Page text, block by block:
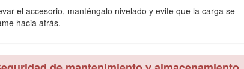
el accesorio, manténgalo nivelado y evite que la carga se
hacia atrás.
que un terreno desigual puede hacer que la máquina
sobre superficies mojadas. Una reducción en la tracción
lo suficientemente estable para sostener la máquina.
siguientes áreas: